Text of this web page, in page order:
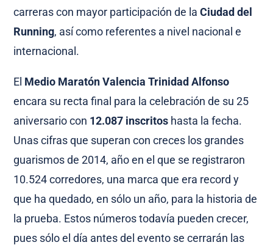
carreras con mayor participación de laCiudad del
Running, así como referentes a nivel nacional e
internacional.
El Medio Maratón Valencia Trinidad Alfonso
encara su recta final para la celebración de su 25
aniversario con 12.087 inscritos hasta la fecha.
Unas cifras que superan con creces los grandes
guarismos de 2014, año en el que se registraron
10.524 corredores, una marca que era record y
que ha quedado, en sólo un año, para la historia de
la prueba. Estos números todavía pueden crecer,
pues sólo el día antes del evento se cerrarán las